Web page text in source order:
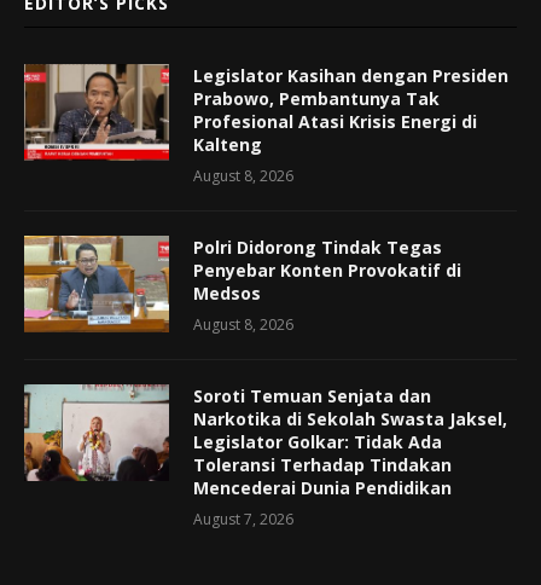
Legislator Kasihan dengan Presiden
Prabowo, Pembantunya Tak
Profesional Atasi Krisis Energi di
Kalteng
August 8, 2026
Polri Didorong Tindak Tegas
Penyebar Konten Provokatif di
Medsos
August 8, 2026
Soroti Temuan Senjata dan
Narkotika di Sekolah Swasta Jaksel,
Legislator Golkar: Tidak Ada
Toleransi Terhadap Tindakan
Mencederai Dunia Pendidikan
August 7, 2026